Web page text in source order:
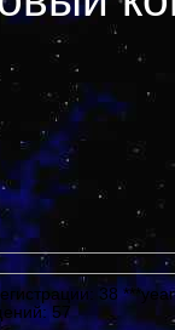
38
57